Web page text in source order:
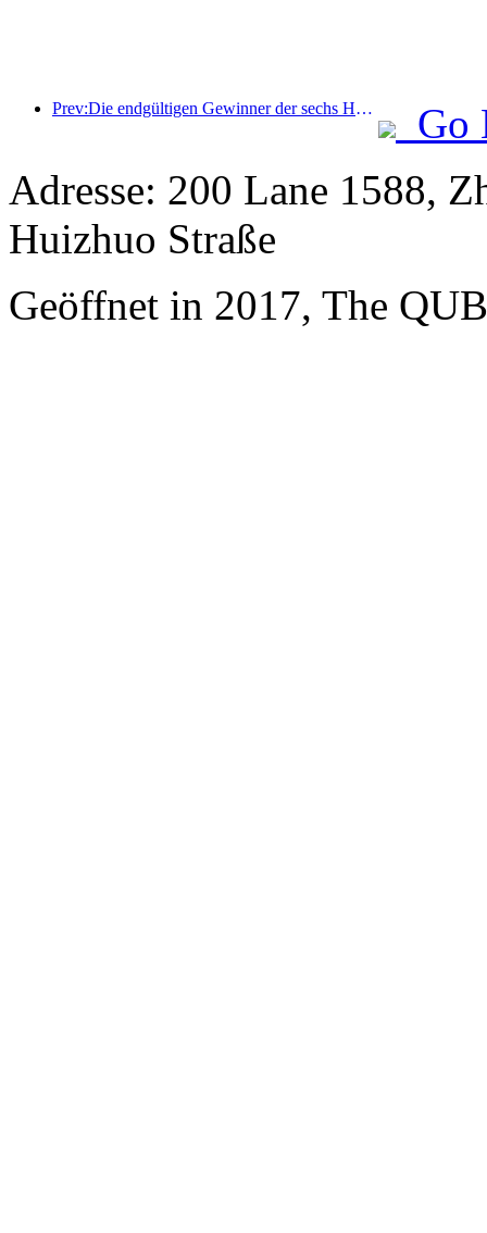
Prev:Die endgültigen Gewinner der sechs Hauptpreise wurden bekanntgegeben, über hundert Hotels und Unternehmen erhalten jährlich Auszeichnungen!
Go
Adresse: 200 Lane 1588,
Huizhuo Straße
Geöffnet in 2017, The